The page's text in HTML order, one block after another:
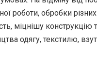
роботи, обробки
міцнішу конструкцію
одягу, текстилю,